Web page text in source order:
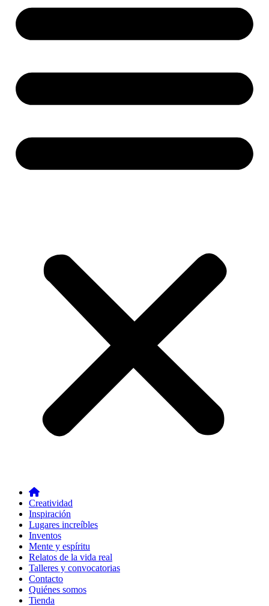
Creatividad
Inspiración
Lugares increíbles
Inventos
Mente y espíritu
Relatos de la vida real
Talleres y convocatorias
Contacto
Quiénes somos
Tienda